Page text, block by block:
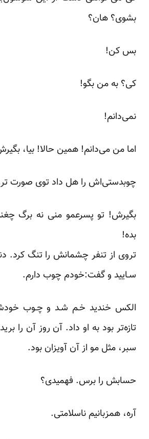
بشوی؟ هان؟
بس‌ کن!
کی؟ به‌ من‌ بگو!
نمی‌دانم!
اما من می‌دانم! همین حالا! بیا،
چوبدستی‌اش‌ را‌ هل داد توی صورت
بگیرش! تو پسرعمو منی نه برگ
بده!
تروی از تنفر چشمانش را تنگ‌ کرد.
سـایید‌ و گفت:خودم چوب دارم.
الکس‌ خندید‌ خـم شـد و چـوب
تازه‌تر بود به او‌ داد. آن‌ روز آن را
سبر، مثل‌ مو از آن‌ آویزان‌ بود.
حسابش را برس. فهمیدی؟
آره، همزبانیم‌ ناسلامتی.